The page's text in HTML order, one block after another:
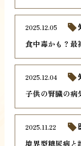
食中毒かも？最
2025.12.05
子供の腎臓の病
2025.12.04
境界型糖尿病と
2025.11.22